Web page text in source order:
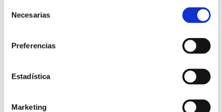
Necesarias
Preferencias
Estadística
Marketing